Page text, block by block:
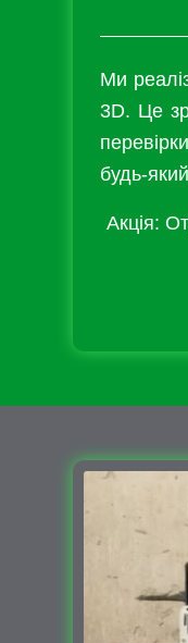
Ми
3D. Це
будь-
Акція: